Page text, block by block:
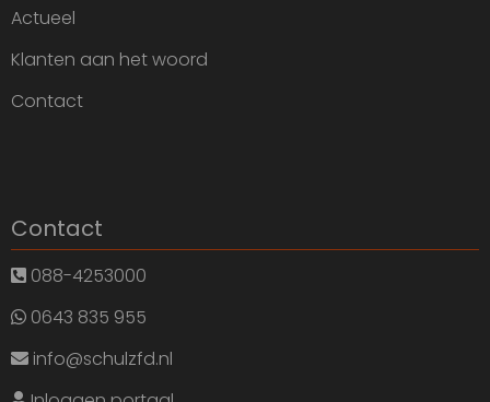
Actueel
Klanten aan het woord
Contact
Contact
088-4253000
0643 835 955
info@schulzfd.nl